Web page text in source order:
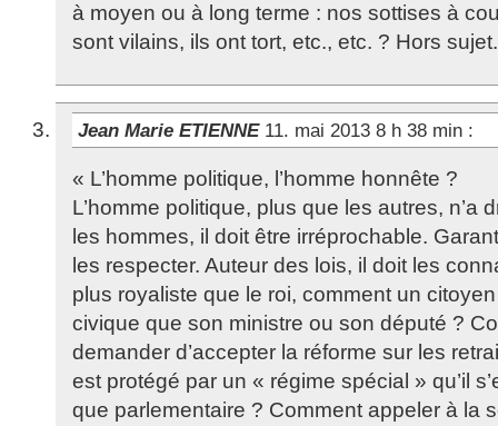
à moyen ou à long terme : nos sottises à
sont vilains, ils ont tort, etc., etc. ? Hors sujet.
Jean Marie ETIENNE 11. mai 2013 8 h 38 min :
« L’homme politique, l’homme honnête ?
L’homme politique, plus que les autres, n’a
les hommes, il doit être irréprochable.
les respecter. Auteur des lois, il doit les
plus royaliste que le roi, comment un
civique que son ministre ou son député ?
demander d’accepter la réforme sur les
est protégé par un « régime spécial » qu’il
que parlementaire ? Comment appeler à la